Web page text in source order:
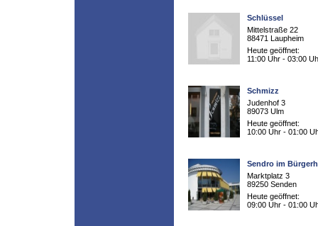
Schlüssel
Mittelstraße 22
88471 Laupheim
Heute geöffnet:
11:00 Uhr - 03:00
Schmizz
Judenhof 3
89073 Ulm
Heute geöffnet:
10:00 Uhr - 01:00
Sendro im
Marktplatz 3
89250 Senden
Heute geöffnet:
09:00 Uhr - 01:00